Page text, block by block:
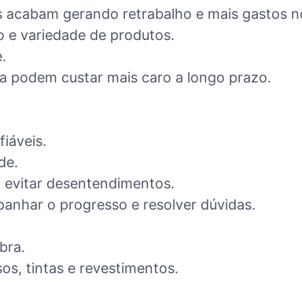
gerando retrabalho e mais gastos
e variedade de produtos.
podem custar mais caro a longo prazo.
evitar desentendimentos.
o progresso e resolver dúvidas.
tintas e revestimentos.